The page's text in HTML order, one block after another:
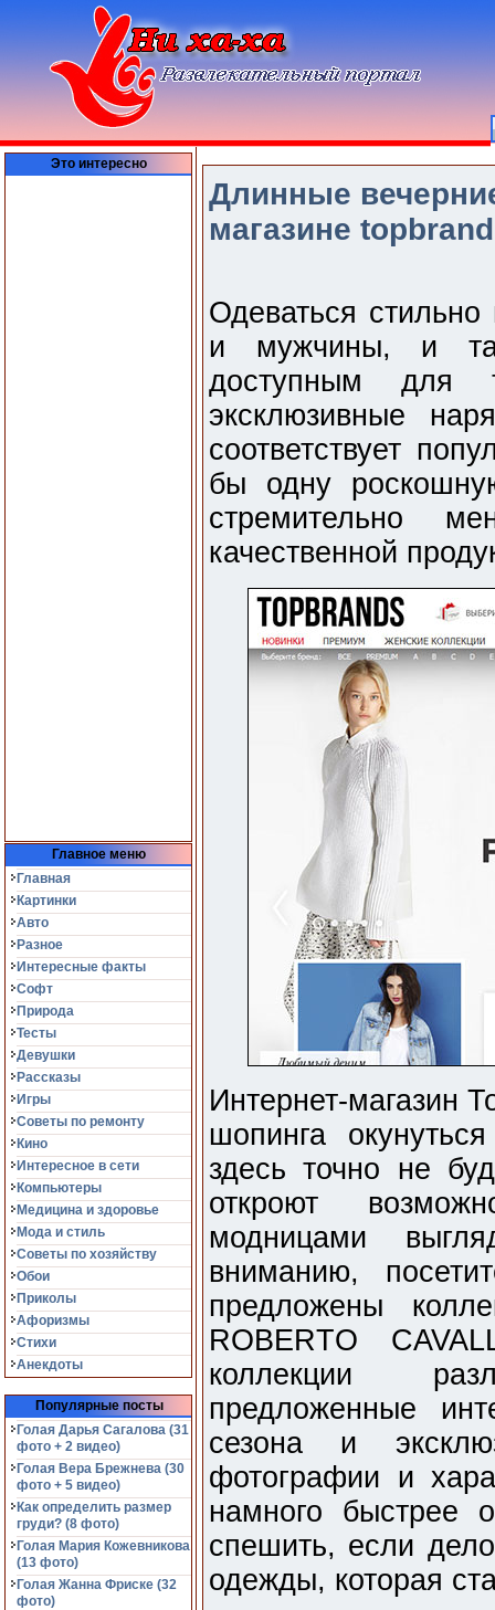
Это интересно
Главное меню
Главная
Картинки
Авто
Разное
Интересные факты
Софт
Природа
Тесты
Девушки
Рассказы
Игры
Советы по ремонту
Кино
Интересное в сети
Компьютеры
Медицина и здоровье
Мода и стиль
Советы по хозяйству
Обои
Приколы
Афоризмы
Стихи
Анекдоты
Популярные посты
Голая Дарья Сагалова (31
фото + 2 видео)
Голая Вера Брежнева (30
фото + 5 видео)
Как определить размер
груди? (8 фото)
Голая Мария Кожевникова
(13 фото)
Голая Жанна Фриске (32
фото)
Длинные
магазине
Одеваться
и мужчины, и
доступным для
эксклюзивные
соответствует
бы одну
стремительно
качественной
Интернет-магазин
шопинга
здесь точно не
откроют
модницами
вниманию,
предложены
ROBERTO
коллекции
предложенные
сезона и
фотографии и
намного быстрее
спешить, если
одежды, которая